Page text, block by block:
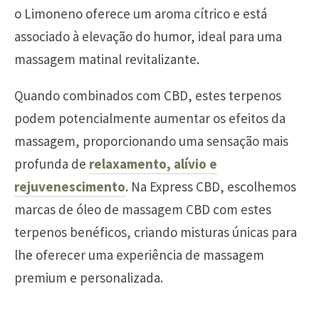
o Limoneno oferece um aroma cítrico e está
associado à elevação do humor, ideal para uma
massagem matinal revitalizante.
Quando combinados com CBD, estes terpenos
podem potencialmente aumentar os efeitos da
massagem, proporcionando uma sensação mais
profunda de relaxamento, alívio e
rejuvenescimento. Na Express CBD, escolhemos
marcas de óleo de massagem CBD com estes
terpenos benéficos, criando misturas únicas para
lhe oferecer uma experiência de massagem
premium e personalizada.